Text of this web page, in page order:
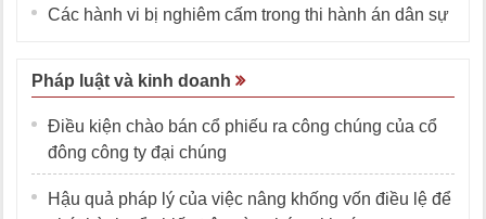
Các hành vi bị nghiêm cấm trong thi hành án dân sự
Pháp luật và kinh doanh
Điều kiện chào bán cổ phiếu ra công chúng của cổ
đông công ty đại chúng
Hậu quả pháp lý của việc nâng khống vốn điều lệ để